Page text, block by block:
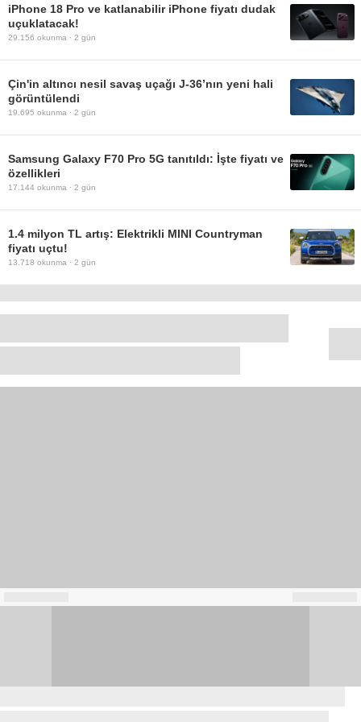
iPhone 18 Pro ve katlanabilir iPhone fiyatı dudak
uçuklatacak!
29.156 okunma · 2 gün
Çin'in altıncı nesil savaş uçağı J-36’nın yeni hali
görüntülendi
19.695 okunma · 2 gün
Samsung Galaxy F70 Pro 5G tanıtıldı: İşte fiyatı ve
özellikleri
17.144 okunma · 2 gün
1.4 milyon TL artış: Elektrikli MINI Countryman
fiyatı uçtu!
13.718 okunma · 2 gün